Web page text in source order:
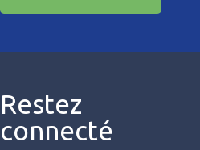
Restez
connecté